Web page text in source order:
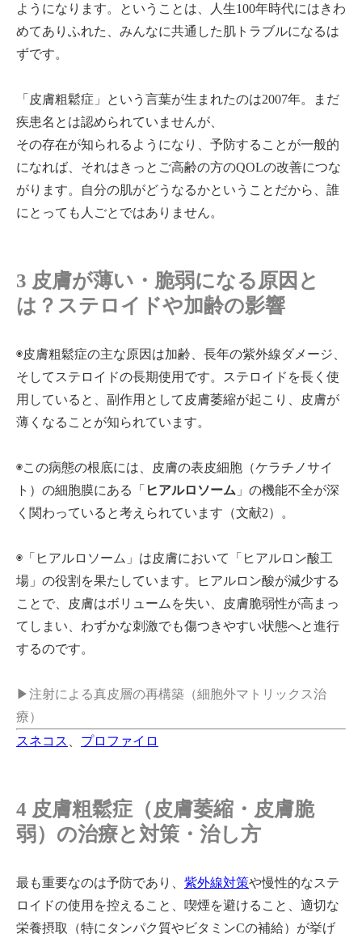
ようになります。ということは、人生100年時代にはきわ
めてありふれた、みんなに共通した肌トラブルになるは
ずです。
「皮膚粗鬆症」という言葉が生まれたのは2007年。まだ
疾患名とは認められていませんが、
その存在が知られるようになり、予防することが一般的
になれば、それはきっとご高齢の方のQOLの改善につな
がります。自分の肌がどうなるかということだから、誰
にとっても人ごとではありません。
3 皮膚が薄い・脆弱になる原因と
は？ステロイドや加齢の影響
◉皮膚粗鬆症の主な原因は加齢、長年の紫外線ダメージ、
そしてステロイドの長期使用です。ステロイドを長く使
用していると、副作用として皮膚萎縮が起こり、皮膚が
薄くなることが知られています。
◉この病態の根底には、皮膚の表皮細胞（ケラチノサイ
ト）の細胞膜にある「 ヒアルロソーム 」の機能不全が深
く関わっていると考えられています（文献2）。
◉「ヒアルロソーム」は皮膚において「ヒアルロン酸工
場」の役割を果たしています。ヒアルロン酸が減少する
ことで、皮膚はボリュームを失い、皮膚脆弱性が高まっ
てしまい、わずかな刺激でも傷つきやすい状態へと進行
するのです。
▶注射による真皮層の再構築（細胞外マトリックス治
療）
スネコス
プロファイロ
4 皮膚粗鬆症（皮膚萎縮・皮膚脆
弱）の治療と対策・治し方
最も重要なのは予防であり、 紫外線対策や慢性的なステ
ロイドの使用を控えること、喫煙を避けること、適切な
栄養摂取（特にタンパク質やビタミンCの補給）が挙げ